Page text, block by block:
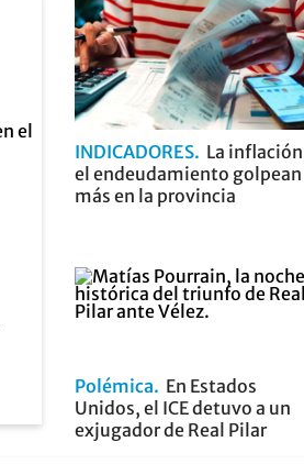
INDICADORES La
el endeudamiento golpean
más en la provincia
Polémica
En Estados
Unidos, el ICE detuvo a un
exjugador de Real Pilar